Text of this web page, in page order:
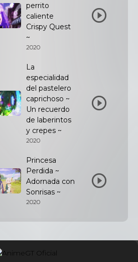
perrito
caliente
Crispy Quest
~
2020
La
especialidad
del pastelero
caprichoso ~
Un recuerdo
de laberintos
y crepes ~
2020
Princesa
Perdida ~
Adornada con
Sonrisas ~
2020